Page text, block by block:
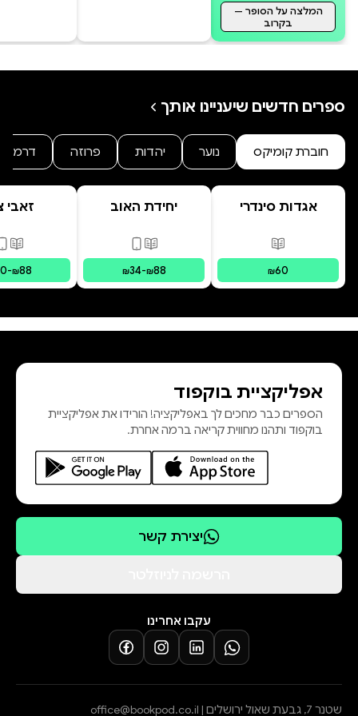
המלצה על הסופר —
בקרוב
ספרים חדשים שיעניינו אותך
חוברת קומיקס נוער יהדות פרוזה דרמה
אגדות סינדרי
פורמטים זמינים
מודפס
₪60
יחידת האוב
פורמטים זמינים מודפס,
₪34-₪88
זאבי
-₪88
אפליקציית בוקפוד
הספרים כבר מחכים לך באפליקציה! הורידו את אפליקציית
בוקפוד ותהנו מחווית קריאה ברמה אחרת.
יצירת קשר
עקבו אחרינו
שטנר 7, גבעת שאול ירושלים | office@bookpod.co.il